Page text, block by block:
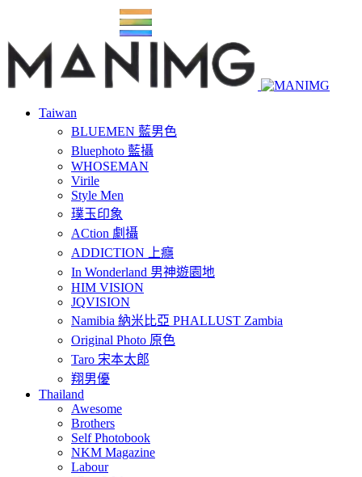
Taiwan
BLUEMEN 藍男色
Bluephoto 藍攝
WHOSEMAN
Virile
Style Men
璞玉印象
ACtion 劇攝
ADDICTION 上癮
In Wonderland 男神遊園地
HIM VISION
JQVISION
Namibia 納米比亞 PHALLUST Zambia
Original Photo 原色
Taro 宋本太郎
翔男優
Thailand
Awesome
Brothers
Self Photobook
NKM Magazine
Labour